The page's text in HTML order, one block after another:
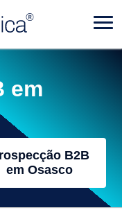
em
B2B
em Osasco